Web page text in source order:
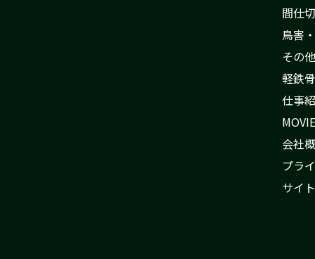
間仕
鳥害
その
軽鉄骨
仕事
MOVIE
会社
プラ
サイ